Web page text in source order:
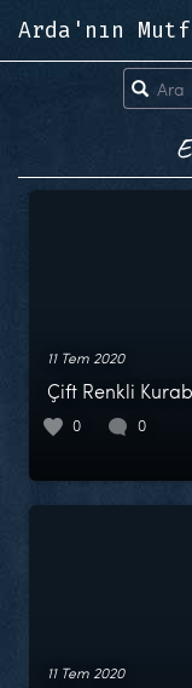
Arda'nın
11 Tem 2020
Çift Renkli
0 0
11 Tem 2020